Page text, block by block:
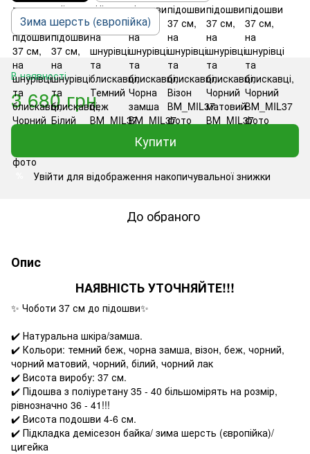
Зима шерсть (європійка)
В наявності
3 680 грн
Купити
Увійти для відображення накопичувальної знижки
До обраного
Опис
НАЯВНІСТЬ УТОЧНЯЙТЕ!!!
✨ Чоботи 37 см до підошви✨
✔️ Натуральна шкіра/замша.
✔️ Кольори: темний беж, чорна замша, візон, беж, чорний,
чорний матовий, чорний, білий, чорний лак
✔️ Висота виробу: 37 см.
✔️ Підошва з поліуретану 35 - 40 більшомірять на розмір,
рівнозначно 36 - 41!!!
✔️ Висота подошви 4-6 см.
✔️ Підкладка демісезон байка/ зима шерсть (європійка)/
цигейка